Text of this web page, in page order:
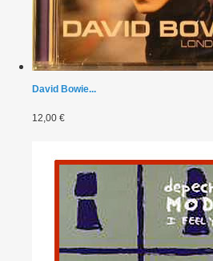
David Bowie...
12,00 €